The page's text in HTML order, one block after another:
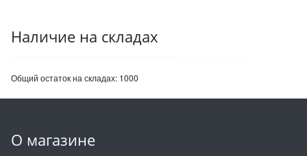
Наличие на складах
Общий остаток на складах: 1000
О магазине